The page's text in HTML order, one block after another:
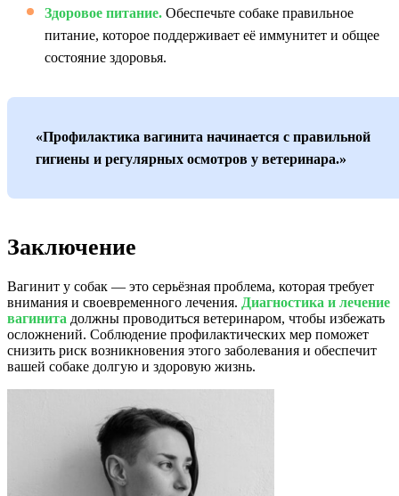
Здоровое питание. Обеспечьте собаке правильное
питание, которое поддерживает её иммунитет и общее
состояние здоровья.
«Профилактика вагинита начинается с правильной
гигиены и регулярных осмотров у ветеринара.»
Заключение
Вагинит у собак — это серьёзная проблема, которая требует
внимания и своевременного лечения. Диагностика и лечение
вагинита должны проводиться ветеринаром, чтобы избежать
осложнений. Соблюдение профилактических мер поможет
снизить риск возникновения этого заболевания и обеспечит
вашей собаке долгую и здоровую жизнь.